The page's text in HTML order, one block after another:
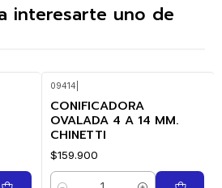
interesarte uno de
09414
CONIFICADORA
OVALADA 4 A 14 MM.
CHINETTI
$159.900